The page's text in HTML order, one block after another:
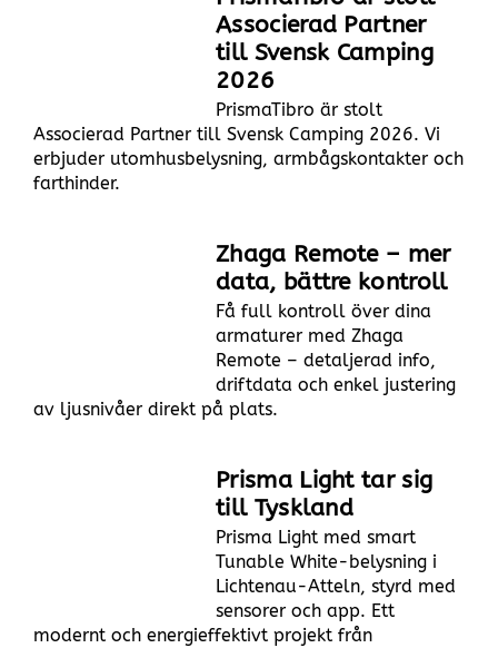
Associerad Partner
till Svensk Camping
2026
PrismaTibro är stolt
Associerad Partner till Svensk Camping 2026. Vi
erbjuder utomhusbelysning, armbågskontakter och
farthinder.
Zhaga Remote – mer
data, bättre kontroll
Få full kontroll över dina
armaturer med Zhaga
Remote – detaljerad info,
driftdata och enkel justering
av ljusnivåer direkt på plats.
Prisma Light tar sig
till Tyskland
Prisma Light med smart
Tunable White-belysning i
Lichtenau-Atteln, styrd med
sensorer och app. Ett
modernt och energieffektivt projekt från